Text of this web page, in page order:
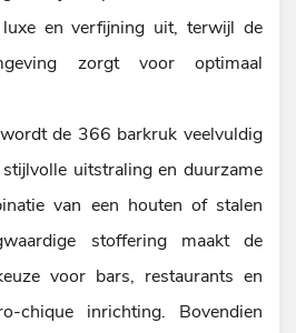
en verfijning uit, terwijl de
zorgt voor optimaal
de 366 barkruk veelvuldig
uitstraling en duurzame
van een houten of stalen
stoffering maakt de
voor bars, restaurants en
chique inrichting. Bovendien